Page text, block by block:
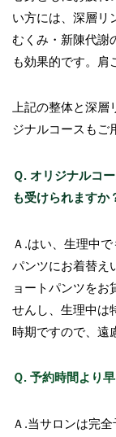
い方には、深層リ
むくみ・新陳代謝
も効果的です。肩
上記の整体と深
ジナルコースもご
Ｑ. オリジナルコ
も受けられますか
Ａ.はい、生理中
パンツにお着替え
ョートパンツをお
せんし、生理中は
時期ですので、遠
Ｑ. 予約時間より
Ａ.当サロンは完